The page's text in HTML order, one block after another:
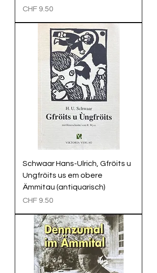
Preis
CHF 9.50
Schwaar Hans-Ulrich, Gfröits u
Ungfröits us em obere
Ämmitau (antiquarisch)
Preis
CHF 9.50